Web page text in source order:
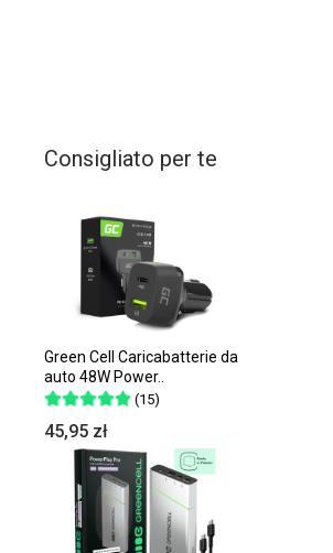
Consigliato per te
Green Cell Caricabatterie da
auto 48W Power..
(15)
45,95 zł